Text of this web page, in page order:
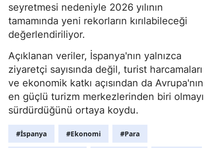
seyretmesi nedeniyle 2026 yılının
tamamında yeni rekorların kırılabileceği
değerlendiriliyor.
Açıklanan veriler, İspanya'nın yalnızca
ziyaretçi sayısında değil, turist harcamaları
ve ekonomik katkı açısından da Avrupa'nın
en güçlü turizm merkezlerinden biri olmayı
sürdürdüğünü ortaya koydu.
#İspanya #Ekonomi #Para